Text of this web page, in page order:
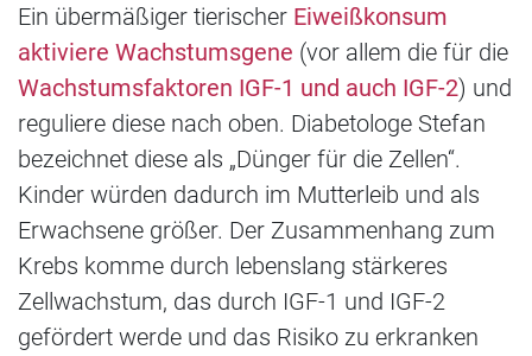
Ein übermäßiger tierischer Eiweißkonsum
aktiviere Wachstumsgene (vor allem die für die
Wachstumsfaktoren IGF-1 und auch IGF-2) und
reguliere diese nach oben. Diabetologe Stefan
bezeichnet diese als „Dünger für die Zellen“.
Kinder würden dadurch im Mutterleib und als
Erwachsene größer. Der Zusammenhang zum
Krebs komme durch lebenslang stärkeres
Zellwachstum, das durch IGF-1 und IGF-2
gefördert werde und das Risiko zu erkranken